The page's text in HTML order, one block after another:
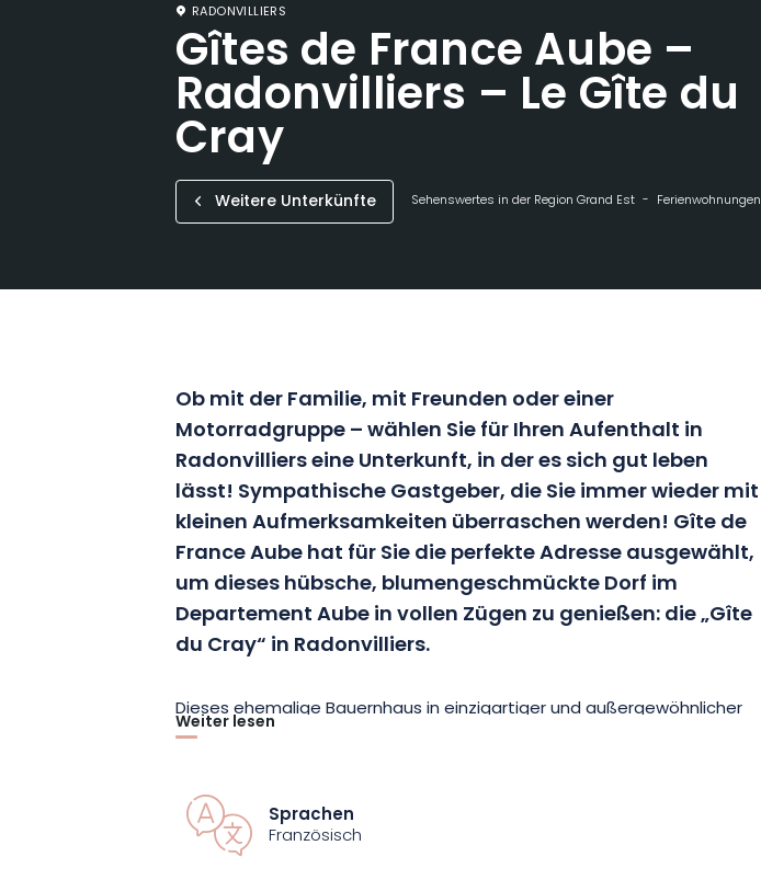
RADONVILLIERS
Gîtes de France Aube –
Radonvilliers – Le Gîte du
Cray
Weitere Unterkünfte Sehenswertes in der Region Grand Est Ferienwohnungen
Ob mit der Familie, mit Freunden oder einer
Motorradgruppe – wählen Sie für Ihren Aufenthalt in
Radonvilliers eine Unterkunft, in der es sich gut leben
lässt! Sympathische Gastgeber, die Sie immer wieder mit
kleinen Aufmerksamkeiten überraschen werden! Gîte de
France Aube hat für Sie die perfekte Adresse ausgewählt,
um dieses hübsche, blumengeschmückte Dorf im
Departement Aube in vollen Zügen zu genießen: die „Gîte
du Cray“ in Radonvilliers.
Dieses ehemalige Bauernhaus in einzigartiger und außergewöhnlicher
Lage bietet auf 160 m² Platz für 10 Personen in einer geräumigen und
geschickt eingerichtet wurde, um seinen Gästen ein Maximum an Platz
und Unabhängigkeit zu bieten. Die Ausstattung ist komplett und die
Möbel sind geschmackvoll ausgewählt. Die Schlichtheit der
Weiter lesen
Sprachen
Französisch